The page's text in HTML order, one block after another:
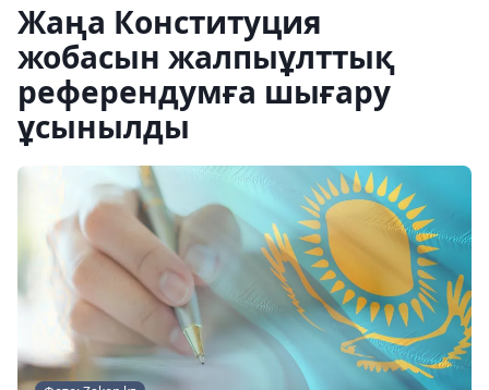
Жаңа Конституция
жобасын жалпыұлттық
референдумға шығару
ұсынылды